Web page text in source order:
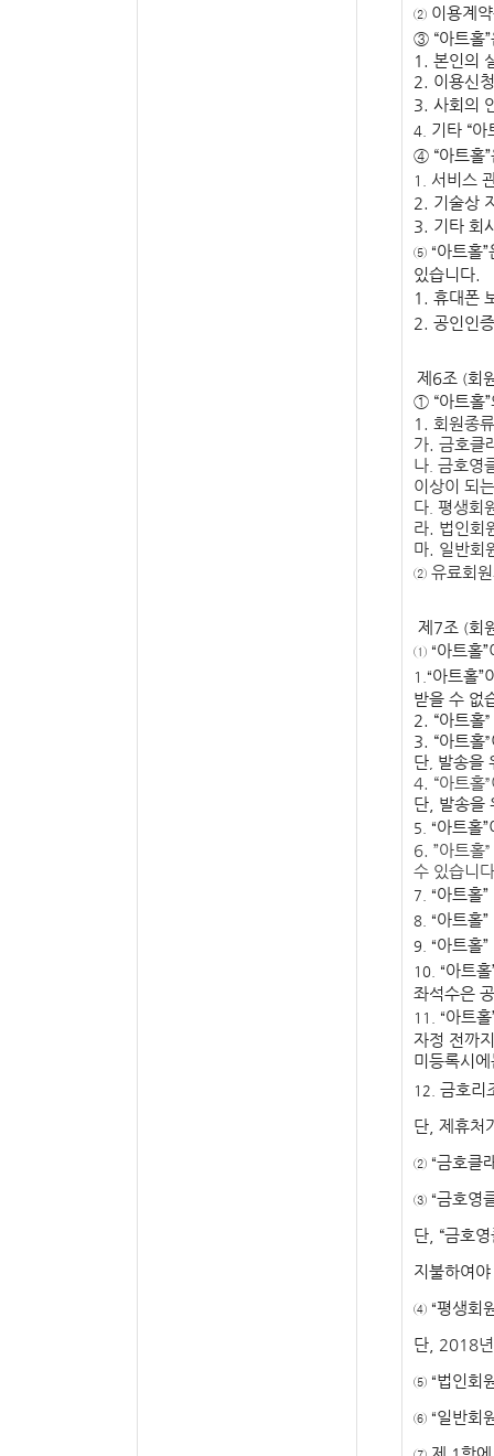
② 이용계
③ “아트홀”
1. 본인의
2. 이용신
3. 사회의
4. 기타 “아
④ “아트홀”
1. 서비스
2. 기술상
3. 기타 회
⑤ “아트홀”
있습니다
1. 휴대폰
2. 공인인
제 6조 (회
① “아트홀”
1. 회원종류
가 금호클
나 금호영
이상이 되
다 평생회
라
법인회
마
일반회
② 유료회
제 7조(회
① “아트홀”
1.“아트홀”
받을 수 없
2. “아트홀”
3. “아트홀”
단 발송을
4. “아트홀”
단
발송을
5. “아트홀”
6. ”아트홀”
수 있습니다
7. “아트홀”
8. “아트홀”
9. “아트홀”
10. “아트홀
좌석수은
11. “아트홀
자정 전까
미등록시
12. 금호리
단 제휴처
② “금호클
③ “금호영
단 , “금호
지불하여
④ “평생회
단 2018
⑤ “법인회
⑥ “일반회